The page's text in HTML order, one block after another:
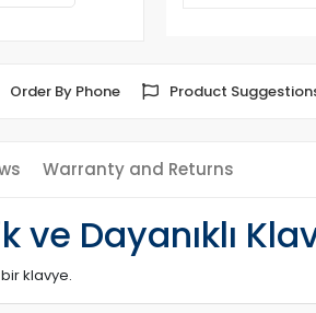
Order By Phone Product
Warranty and Returns
Dayanıklı
klavye.